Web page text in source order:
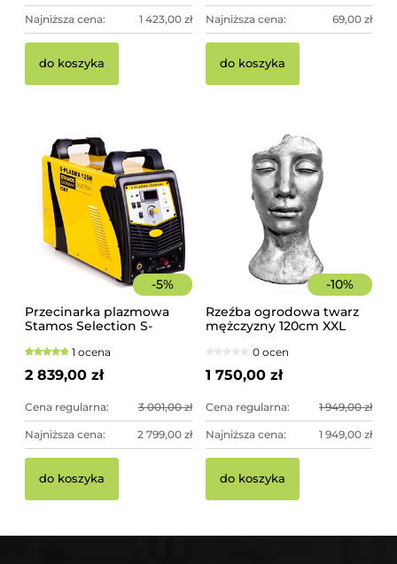
Najniższa cena: 1 423,00 zł
do koszyka
Najniższa cena: 69,00 zł
do koszyka
-5%
Przecinarka plazmowa
Stamos Selection S-
1 ocena
2 839,00 zł
Cena regularna: 3 001,00 zł
Najniższa cena: 2 799,00 zł
do koszyka
-10%
Rzeźba ogrodowa twarz
mężczyzny 120cm XXL
imponująca dekoracja
ogrodowa
0 ocen
1 750,00 zł
Cena regularna: 1 949,00 zł
Najniższa cena: 1 949,00 zł
do koszyka